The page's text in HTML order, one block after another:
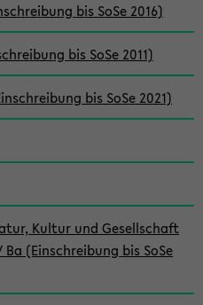
bis SoSe 2016)
bis SoSe 2011)
bis SoSe 2021)
Kultur und Gesellschaft
(Einschreibung bis SoSe